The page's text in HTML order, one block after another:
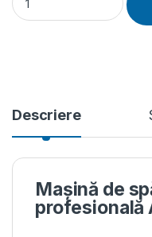
Descriere
Mașină de
profesională